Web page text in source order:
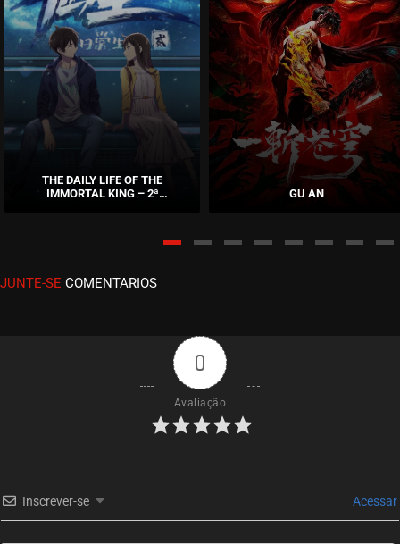
ASSISTIDO
ASSISTIDO
EPISÓDIO 18
junho 22, 2022
junho 08, 2022
ASSISTIDO
EPISÓDIO 15
junho 08, 2022
EPISÓDIO 14
EPISÓDIO 13
THE DAILY LIFE OF THE
IMMORTAL KING – 2ª
GU AN
JUNTE-SE COMENTARIOS
0
Avaliação
Inscrever-se Acessar